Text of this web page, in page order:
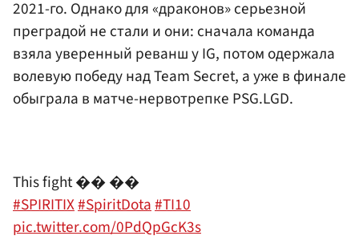
2021-го. Однако для «драконов» серьезной
преградой не стали и они: сначала команда
взяла уверенный реванш у IG, потом одержала
волевую победу над Team Secret, а уже в финале
обыграла в матче-нервотрепке PSG.LGD.
This fight �� ��
#SPIRITIX#SpiritDota#TI10
pic.twitter.com/0PdQpGcK3s